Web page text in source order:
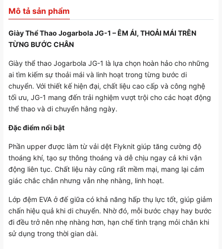
Mô tả sản phẩm
Giày Thể Thao Jogarbola JG-1 – ÊM ÁI, THOẢI MÁI TRÊN
TỪNG BƯỚC CHÂN
Giày thể thao Jogarbola JG-1 là lựa chọn hoàn hảo cho những
ai tìm kiếm sự thoải mái và linh hoạt trong từng bước di
chuyển. Với thiết kế hiện đại, chất liệu cao cấp và công nghệ
tối ưu, JG-1 mang đến trải nghiệm vượt trội cho các hoạt động
thể thao và di chuyển hằng ngày.
Đặc điểm nổi bật
Phần upper được làm từ vải dệt Flyknit giúp tăng cường độ
thoáng khí, tạo sự thông thoáng và dễ chịu ngay cả khi vận
động liên tục. Chất liệu này cũng rất mềm mại, mang lại cảm
giác chắc chắn nhưng vẫn nhẹ nhàng, linh hoạt.
Lớp đệm EVA ở đế giữa có khả năng hấp thụ lực tốt, giúp giảm
chấn hiệu quả khi di chuyển. Nhờ đó, mỗi bước chạy hay bước
đi đều trở nên nhẹ nhàng hơn, hạn chế tình trạng mỏi chân khi
sử dụng trong thời gian dài.